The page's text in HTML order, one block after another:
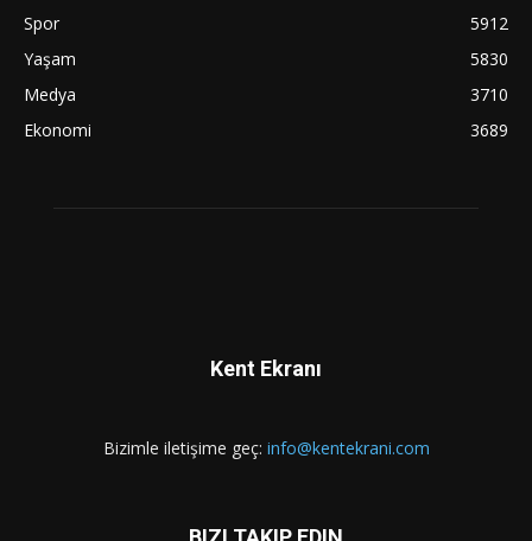
Spor
5912
Yaşam
5830
Medya
3710
Ekonomi
3689
Kent Ekranı
Bizimle iletişime geç: info@kentekrani.com